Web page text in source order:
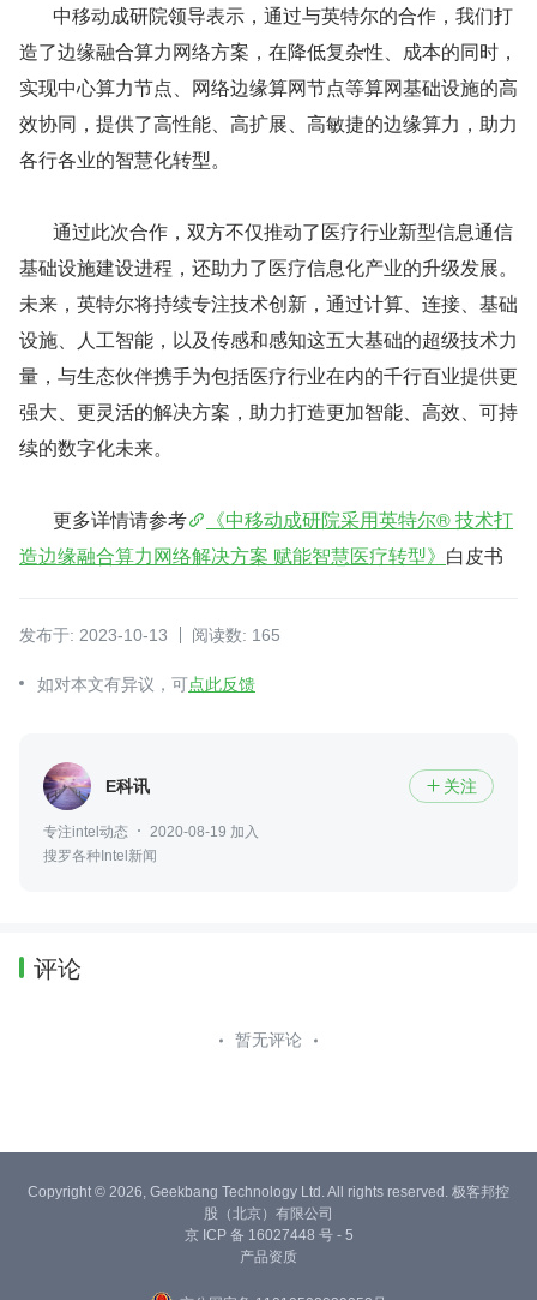
中移动成研院领导表示，通过与英特尔的合作，我们打
造了边缘融合算力网络方案，在降低复杂性、成本的同时，
实现中心算力节点、网络边缘算网节点等算网基础设施的高
效协同，提供了高性能、高扩展、高敏捷的边缘算力，助力
各行各业的智慧化转型。
通过此次合作，双方不仅推动了医疗行业新型信息通信
基础设施建设进程，还助力了医疗信息化产业的升级发展。
未来，英特尔将持续专注技术创新，通过计算、连接、基础
设施、人工智能，以及传感和感知这五大基础的超级技术力
量，与生态伙伴携手为包括医疗行业在内的千行百业提供更
强大、更灵活的解决方案，助力打造更加智能、高效、可持
续的数字化未来。
更多详情请参考
《中移动成研院采用英特尔® 技术打
造边缘融合算力网络解决方案 赋能智慧医疗转型》 白皮书
发布于: 2023-10-13 阅读数: 165
如对本文有异议，可点此反馈
E科讯  关注
专注intel动态
2020-08-19 加入
搜罗各种Intel新闻
评论
暂无评论
Copyright © 2026, Geekbang Technology Ltd. All rights reserved. 极客邦控
股（北京）有限公司
京 ICP 备 16027448 号 - 5
产品资质